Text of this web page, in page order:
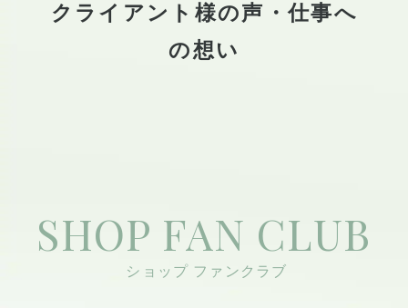
クライアント様の声・仕事へ
の想い
SHOP FAN CLUB